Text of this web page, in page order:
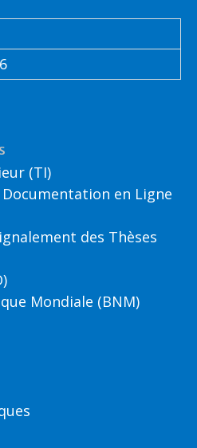
(TI)
en Ligne
des Thèses
Mondiale (BNM)